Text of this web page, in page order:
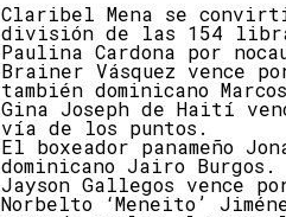
Claribel Mena se
división de las 154
Paulina Cardona por
Brainer Vásquez vence
también dominicano
Gina Joseph de Haití
vía de los puntos.
El boxeador panameño
dominicano Jairo Burgos.
Jayson Gallegos vence
Norbelto ‘Meneito’